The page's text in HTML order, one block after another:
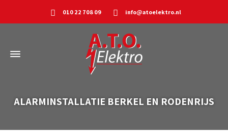
010 22 708 09 info@atoelektro.nl
ALARMINSTALLATIE BERKEL EN RODENRIJS